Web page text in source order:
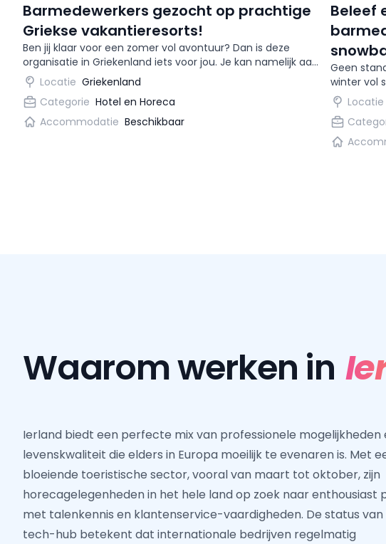
Barmedewerkers gezocht op prachtige
Griekse vakantieresorts!
Ben jij klaar voor een zomer vol avontuur? Dan is deze
organisatie in Griekenland iets voor jou. Je kan namelijk aan
de slag als bartender op prachtige
vakantiebestemmingen!
Locatie Griekenland
Categorie Hotel en Horeca
Accommodatie Beschikbaar
Beleef
Geen
winter vol
Locatie
Waarom werken in
Ierland biedt een perfecte mix van professionele mogelijkheden
levenskwaliteit die elders in Europa moeilijk te evenaren is. Met
bloeiende toeristische sector, vooral van maart tot oktober, zijn
horecagelegenheden in het hele land op zoek naar enthousiast
met talenkennis en klantenservice-vaardigheden. De status van
tech-hub betekent dat internationale bedrijven regelmatig